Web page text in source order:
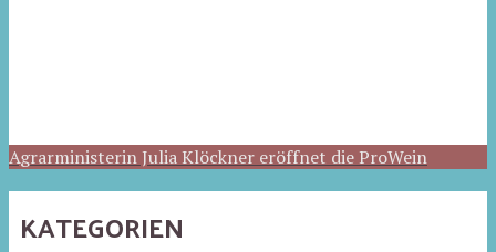
Agrarministerin Julia Klöckner eröffnet die ProWein
KATEGORIEN